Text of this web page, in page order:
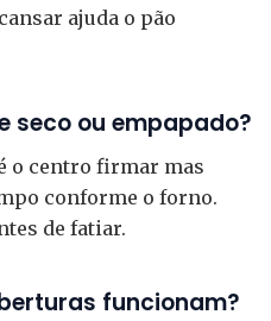
ajuda o pão
seco ou empapado?
o centro firmar mas
conforme o forno.
de fatiar.
funcionam?